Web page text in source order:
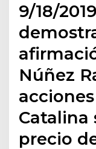
9/18/
Núñez
Catalina
precio